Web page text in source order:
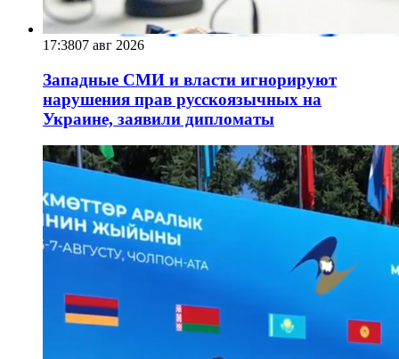
17:3807 авг 2026
Западные СМИ и власти игнорируют
нарушения прав русскоязычных на
Украине, заявили дипломаты